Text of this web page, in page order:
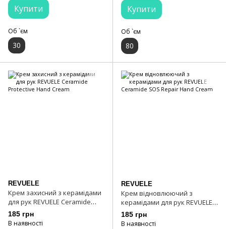
Купити
Об `єм
30
Купити
Об `єм
80
REVUELE
Крем захисний з керамідами
для рук REVUELE Ceramide
Protective Hand Cream
185 грн
В наявності
REVUELE
Крем відновлюючий з
керамідами для рук REVUELE
Ceramide SOS Repair Hand
Cream
185 грн
В наявності